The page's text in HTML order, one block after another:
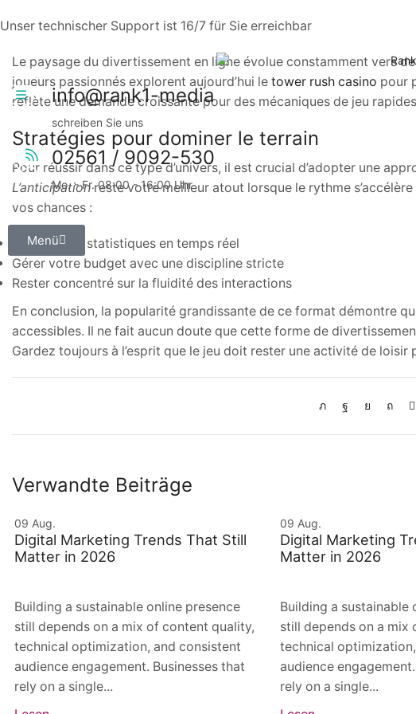
Unser technischer Support ist 16/7 für Sie erreichbar
info@rank1-media
schreiben Sie uns
02561 / 9092-530
Mo. - Fr. 08:00 - 16:00 Uhr
Menü
Le paysage du divertissement en ligne évolue constamment vers
joueurs passionnés explorent aujourd’hui le tower rush casino pour
reflète une demande croissante pour des mécaniques de jeu
Stratégies pour dominer le terrain
Pour réussir dans ce type d’univers, il est crucial d’adopter une
L’anticipationreste votre meilleur atout lorsque le rythme
vos chances :
Analyser les statistiques en temps réel
Gérer votre budget avec une discipline stricte
Rester concentré sur la fluidité des interactions
En conclusion, la popularité grandissante de ce format démontre
accessibles. Il ne fait aucun doute que cette forme de
Gardez toujours à l’esprit que le jeu doit rester une activité de
Verwandte Beiträge
09 Aug.
Digital Marketing Trends That Still
Matter in 2026
Building a sustainable online presence
still depends on a mix of content quality,
technical optimization, and consistent
audience engagement. Businesses that
rely on a single...
09 Aug.
Digital Marketing
Matter in 2026
Building a sustainable
still depends on a mix
technical
audience
rely on a single...